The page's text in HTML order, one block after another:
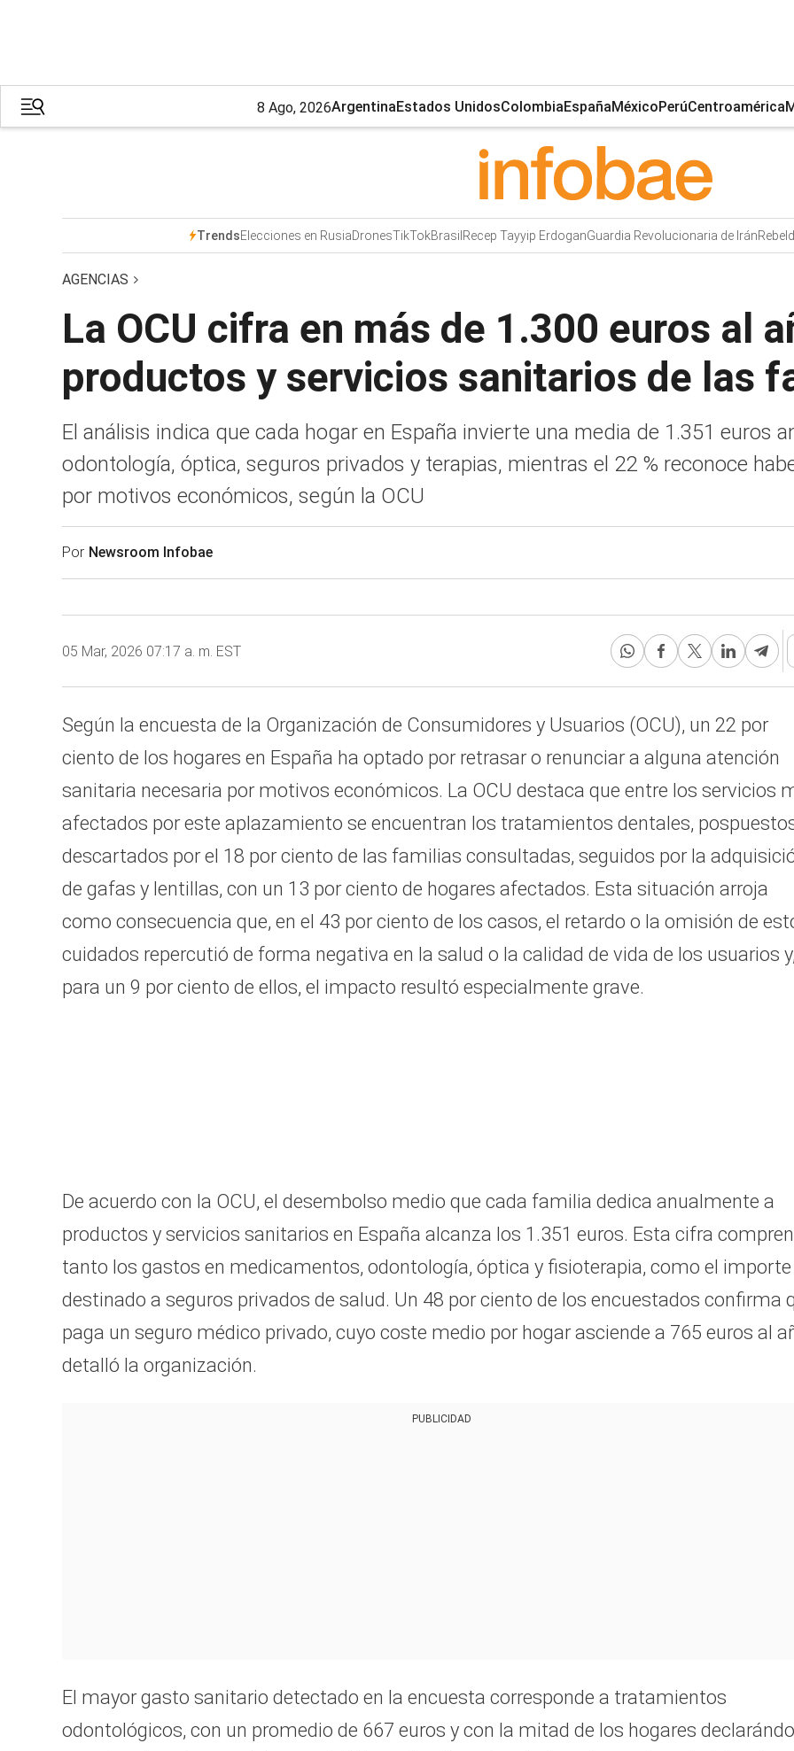
8 Ago, 2026ArgentinaEstados UnidosColombiaEspañaMéxicoPerúCentroamérica
TrendsElecciones en RusiaDronesTikTokBrasilRecep Tayyip ErdoganGuardia Revolucionaria de Irán
AGENCIAS
La OCU cifra en más de 1.300 euros al
productos y servicios sanitarios de las
El análisis indica que cada hogar en España invierte una media de 1.351 euros
odontología, óptica, seguros privados y terapias, mientras el 22 % reconoce
por motivos económicos, según la OCU
Por Newsroom Infobae
05 Mar, 2026 07:17 a. m. EST
Según la encuesta de la Organización de Consumidores y Usuarios (OCU), un 22 por
ciento de los hogares en España ha optado por retrasar o renunciar a alguna atención
sanitaria necesaria por motivos económicos. La OCU destaca que entre los servicios
afectados por este aplazamiento se encuentran los tratamientos dentales,
descartados por el 18 por ciento de las familias consultadas, seguidos por la
de gafas y lentillas, con un 13 por ciento de hogares afectados. Esta situación arroja
como consecuencia que, en el 43 por ciento de los casos, el retardo o la omisión de
cuidados repercutió de forma negativa en la salud o la calidad de vida de los usuarios y,
para un 9 por ciento de ellos, el impacto resultó especialmente grave.
De acuerdo con la OCU, el desembolso medio que cada familia dedica anualmente a
productos y servicios sanitarios en España alcanza los 1.351 euros. Esta cifra
tanto los gastos en medicamentos, odontología, óptica y fisioterapia, como el importe
destinado a seguros privados de salud. Un 48 por ciento de los encuestados confirma
paga un seguro médico privado, cuyo coste medio por hogar asciende a 765 euros al
detalló la organización.
PUBLICIDAD
El mayor gasto sanitario detectado en la encuesta corresponde a tratamientos
odontológicos, con un promedio de 667 euros y con la mitad de los hogares